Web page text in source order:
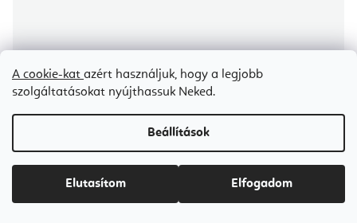
A cookie-kat azért használjuk, hogy a legjobb
szolgáltatásokat nyújthassuk Neked.
Beállítások
Elutasítom Elfogadom
Raktáron(1 db)